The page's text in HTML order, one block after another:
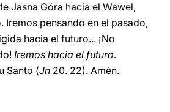
Jasna Góra hacia el Wawel,
Iremos pensando en el pasado,
hacia el futuro... ¡No
Iremos hacia el futuro.
Santo (Jn 20. 22). Amén.